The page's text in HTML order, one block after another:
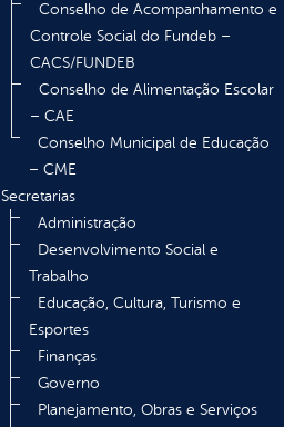
Conselho de Acompanhamento e
Controle Social do Fundeb –
CACS/FUNDEB
Conselho de Alimentação Escolar
– CAE
Conselho Municipal de Educação
– CME
Secretarias
Administração
Desenvolvimento Social e
Trabalho
Educação, Cultura, Turismo e
Esportes
Finanças
Governo
Planejamento, Obras e Serviços